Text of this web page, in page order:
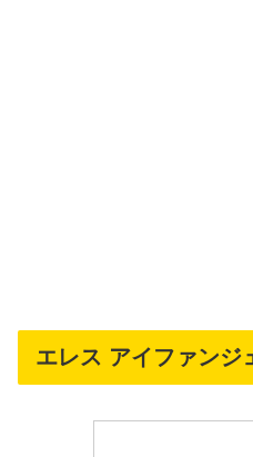
エレス アイファン